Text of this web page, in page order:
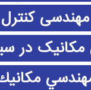
مهندسی کنترل
در